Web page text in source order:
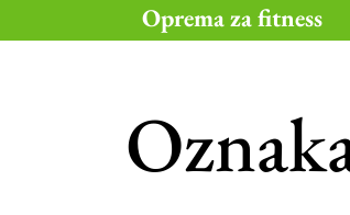
to
Oprema za fitness